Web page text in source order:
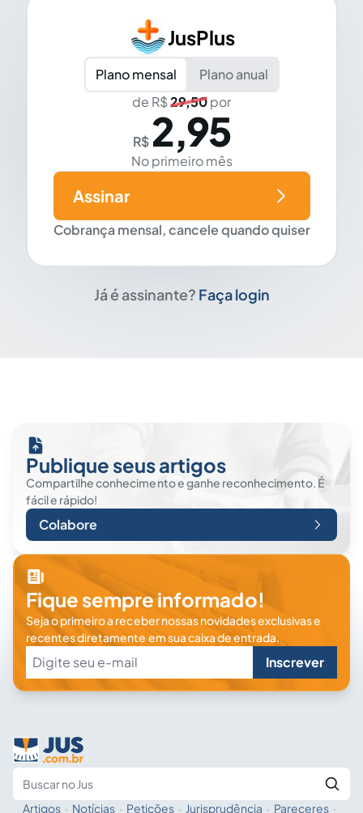
JusPlus
Plano mensal
Plano anual
de R$29,50por
R$ 2,95
No primeiro mês
Cobrança mensal, cancele quando quiser
Assinar
Já é assinante? Faça login
Publique seus artigos
Compartilhe conhecimento e ganhe reconhecimento. É
fácil e rápido!
Colabore
Fique sempre informado!
Seja o primeiro a receber nossas novidades exclusivas e
recentes diretamente em sua caixa de entrada.
Inscrever
Artigos · Notícias · Petições · Jurisprudência · Pareceres ·